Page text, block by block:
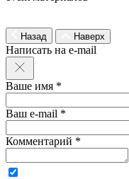
Назад Наверх
Написать на e-mail
Ваше имя *
Ваш e-mail *
Комментарий *